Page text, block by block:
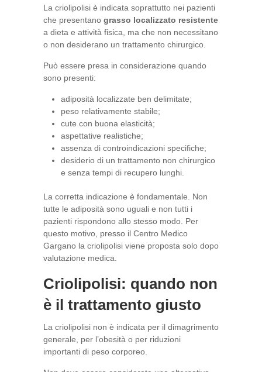
La criolipolisi è indicata soprattutto nei pazienti
che presentano grasso localizzato resistente
a dieta e attività fisica, ma che non necessitano
o non desiderano un trattamento chirurgico.
Può essere presa in considerazione quando
sono presenti:
adiposità localizzate ben delimitate;
peso relativamente stabile;
cute con buona elasticità;
aspettative realistiche;
assenza di controindicazioni specifiche;
desiderio di un trattamento non chirurgico
e senza tempi di recupero lunghi.
La corretta indicazione è fondamentale. Non
tutte le adiposità sono uguali e non tutti i
pazienti rispondono allo stesso modo. Per
questo motivo, presso il Centro Medico
Gargano la criolipolisi viene proposta solo dopo
valutazione medica.
Criolipolisi: quando non
è il trattamento giusto
La criolipolisi non è indicata per il dimagrimento
generale, per l’obesità o per riduzioni
importanti di peso corporeo.